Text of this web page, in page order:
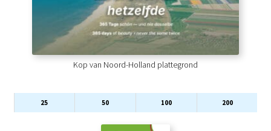
Kop van Noord-Holland plattegrond
25 50 100 200